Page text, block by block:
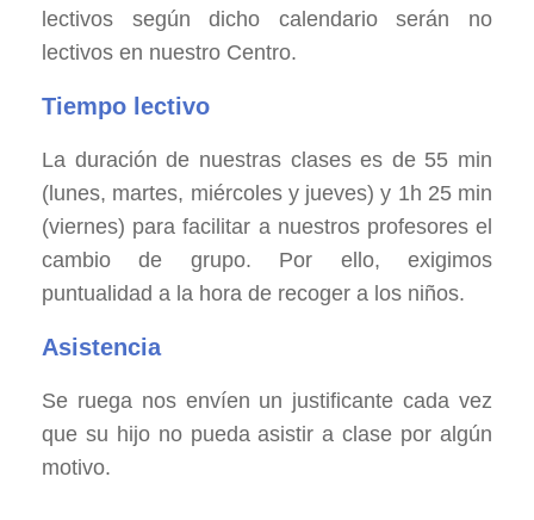
lectivos según dicho calendario serán no
lectivos en nuestro Centro.
Tiempo lectivo
La duración de nuestras clases es de 55 min
(lunes, martes, miércoles y jueves) y 1h 25 min
(viernes) para facilitar a nuestros profesores el
cambio de grupo. Por ello, exigimos
puntualidad a la hora de recoger a los niños.
Asistencia
Se ruega nos envíen un justificante cada vez
que su hijo no pueda asistir a clase por algún
motivo.